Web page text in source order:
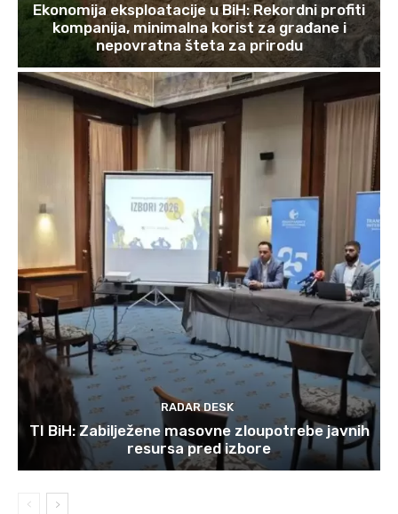
Ekonomija eksploatacije u BiH: Rekordni profiti
kompanija, minimalna korist za građane i
nepovratna šteta za prirodu
RADAR DESK
TI BiH: Zabilježene masovne zloupotrebe javnih
resursa pred izbore